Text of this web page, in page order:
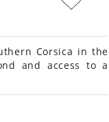
Corsica in the
and access to a